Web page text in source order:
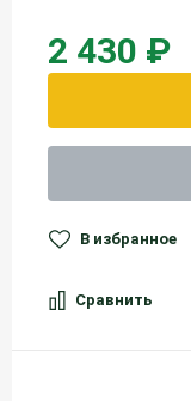
2 430 ₽
В избранное
Сравнить